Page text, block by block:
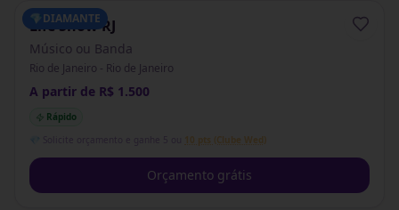
💎DIAMANTE
Life Show RJ
Músico ou Banda
Rio de Janeiro - Rio de Janeiro
A partir de R$ 1.500
Rápido
10 pts (Clube Wed)
Orçamento grátis